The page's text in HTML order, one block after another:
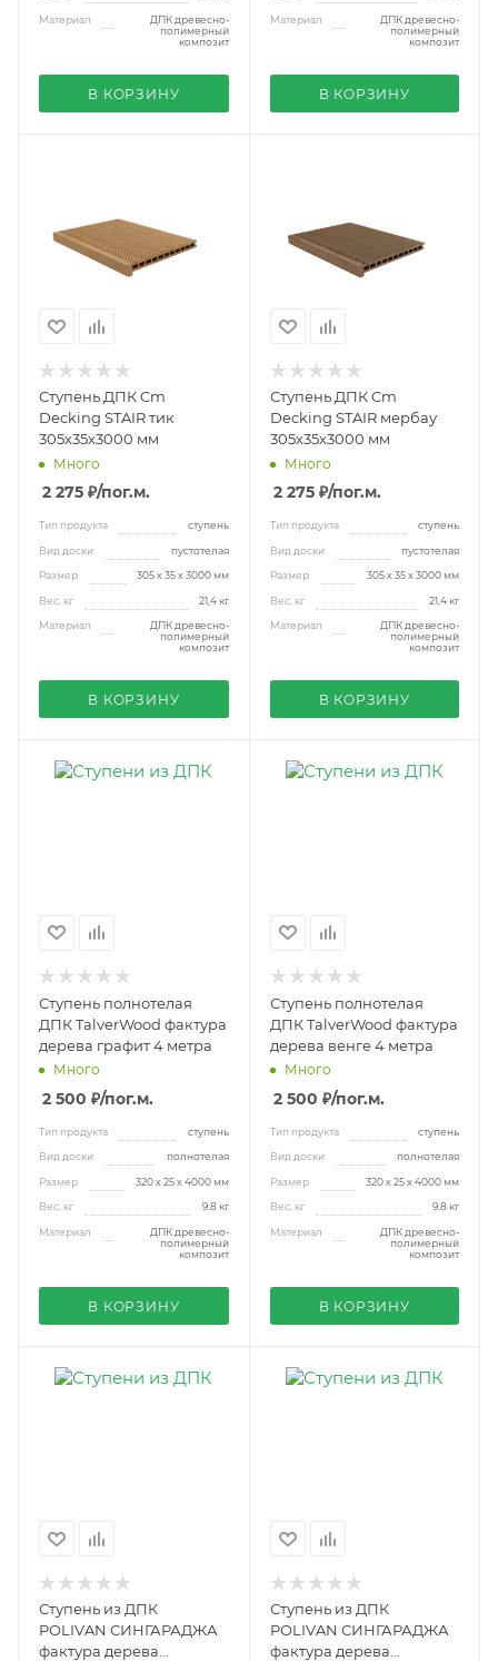
Материал
ДПК древесно-
полимерный
композит
В КОРЗИНУ
Материал
ДПК древесно-
полимерный
композит
В КОРЗИНУ
Ступень ДПК Cm
Decking STAIR тик
305х35х3000 мм
Много
2 275 ₽/пог.м.
Тип продукта ступень
Вид доски пустотелая
Размер 305 х 35 х 3000 мм
Вес, кг 21,4 кг
Материал
ДПК древесно-
полимерный
композит
В КОРЗИНУ
Ступень ДПК Cm
Decking STAIR мербау
305х35х3000 мм
Много
2 275 ₽/пог.м.
Тип продукта ступень
Вид доски пустотелая
Размер 305 х 35 х 3000 мм
Вес, кг 21,4 кг
Материал
ДПК древесно-
полимерный
композит
В КОРЗИНУ
Ступень полнотелая
ДПК TalverWood фактура
дерева графит 4 метра
Много
2 500 ₽/пог.м.
Тип продукта ступень
Вид доски полнотелая
Размер 320 х 25 х 4000 мм
Вес, кг 9.8 кг
Материал
ДПК древесно-
полимерный
композит
В КОРЗИНУ
Ступень полнотелая
ДПК TalverWood фактура
дерева венге 4 метра
Много
2 500 ₽/пог.м.
Тип продукта ступень
Вид доски полнотелая
Размер 320 х 25 х 4000 мм
Вес, кг 9.8 кг
Материал
ДПК древесно-
полимерный
композит
В КОРЗИНУ
Ступень из ДПК
POLIVAN СИНГАРАДЖА
фактура дерева
Ступень из ДПК
POLIVAN СИНГАРАДЖА
фактура дерева